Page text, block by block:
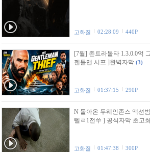
고화질 02:28:09 440P
[7월] 존트라볼타 1.3.0.0억
젠틀맨 시프 ]완벽자막 (3)
고화질 01:37:15 290P
N 돌아온 두웨인존스 액션
텔ㄹ1전쑤 ] 공식자막 초고
고화질 01:47:38 300P